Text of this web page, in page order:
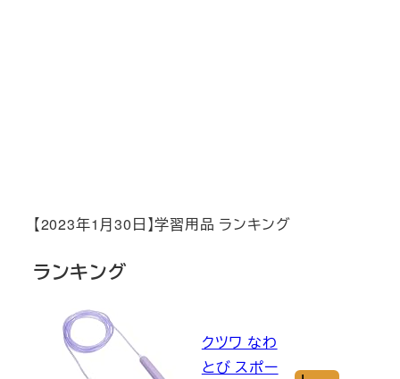
【2023年1月30日】学習用品 ランキング
ランキング
クツワ なわ
とび スポー